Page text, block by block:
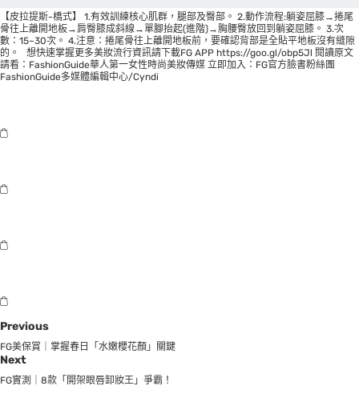
【皮拉提斯-橋式】 1.有效訓練核心肌群，腿部及臀部。 2.動作流程:躺姿屈膝→捲尾
骨往上離開地板→肩臀膝成斜線→單腳抬起(進階)→胸腰臀放回到躺姿屈膝。 3.次
數：15~30次。 4.注意：捲尾骨往上離開地板前，要確認背部是全貼平地板沒有縫隙
的。 想快速掌握更多美妝流行資訊請下載FG APP https://goo.gl/obp5Jl 閱讀原文
請看： FashionGuide華人第一女性時尚美妝傳媒 立即加入： FG官方臉書粉絲團
FashionGuide多媒體編輯中心/Cyndi
Previous
FG美保賞｜掌握春日「水嫩櫻花顏」關鍵
Next
FG實測｜8款「開架眼唇卸妝王」爭霸！